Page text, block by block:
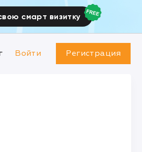
смарт визитку
Войти Регистрация